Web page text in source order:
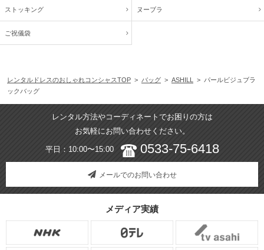
ストッキング ヌーブラ
ご祝儀袋
レンタルドレスのおしゃれコンシャスTOP > バッグ > ASHILL
> パールビジュブラ
ックバッグ
レンタル方法やコーディネートでお困りの方は
お気軽にお問い合わせください。
平日：10:00〜15:00 0533-75-6418
メールでのお問い合わせ
メディア実績